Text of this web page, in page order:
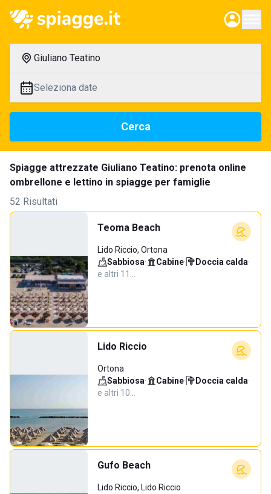
Giuliano Teatino
Seleziona date
Cerca
Spiagge attrezzate Giuliano Teatino: prenota online
ombrellone e lettino in spiagge per famiglie
52 Risultati
Teoma Beach
Lido Riccio, Ortona
Sabbiosa· Cabine· Doccia calda·
e altri 11…
Lido Riccio
Ortona
Sabbiosa· Cabine· Doccia calda·
e altri 10…
Gufo Beach
Lido Riccio, Lido Riccio